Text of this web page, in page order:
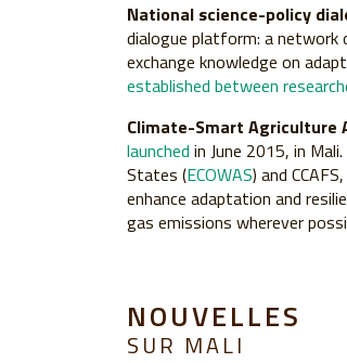
National science-policy
dialogue platform: a network
exchange knowledge on
established between
Climate-Smart Agriculture
launched in June 2015, in
States (ECOWAS) and
enhance adaptation and
gas emissions wherever
NOUVELLES
SUR MALI